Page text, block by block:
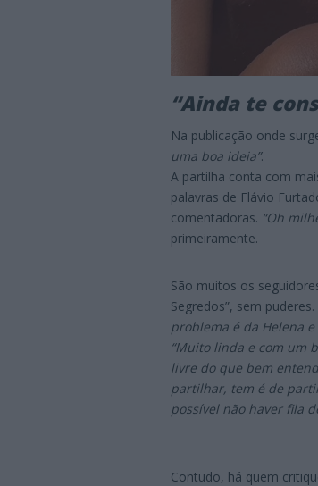
“Ainda te
Na publicação onde
uma boa ideia”.
A partilha conta com
palavras de Flávio
comentadoras. “Oh
primeiramente.
São muitos os
Segredos”, sem puderes.
problema é da Helena
“Muito linda e com um
livre do que bem
partilhar, tem é de
possível não haver fila
Contudo, há quem